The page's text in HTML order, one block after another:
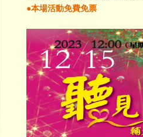
●本場活動免費免票